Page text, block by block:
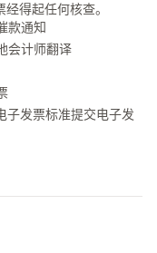
得起任何核查。
款通知
会计师翻译
子发票标准提交电子发